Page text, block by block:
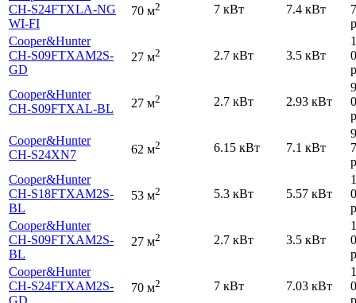
CH-S24FTXLA-NG
WI-FI
70 м2 7 кВт 7.4 кВт
Cooper&Hunter
CH-S09FTXAM2S-
GD
27 м2 2.7 кВт 3.5 кВт
Cooper&Hunter
CH-S09FTXAL-BL
27 м2 2.7 кВт 2.93 кВт
Cooper&Hunter
CH-S24XN7
62 м2 6.15 кВт 7.1 кВт
Cooper&Hunter
CH-S18FTXAM2S-
BL
53 м2 5.3 кВт 5.57 кВт
Cooper&Hunter
CH-S09FTXAM2S-
BL
27 м2 2.7 кВт 3.5 кВт
Cooper&Hunter
CH-S24FTXAM2S-
GD
70 м2 7 кВт 7.03 кВт